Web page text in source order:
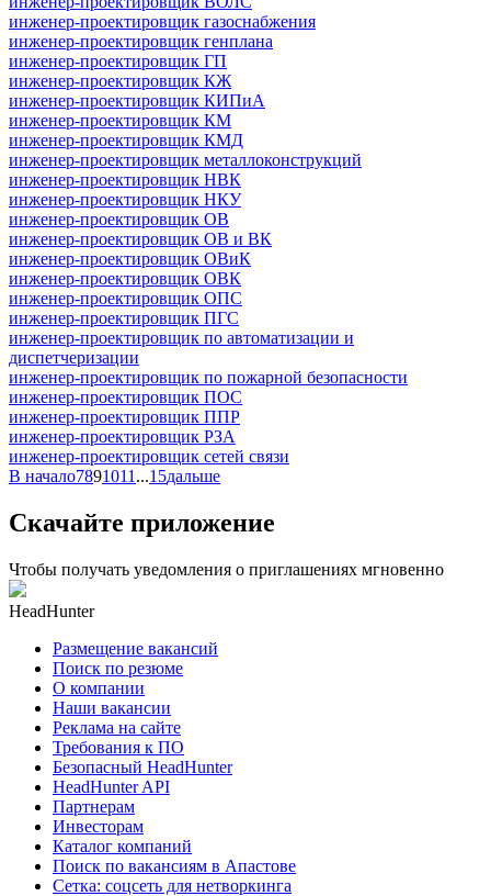
инженер-проектировщик газоснабжения
инженер-проектировщик генплана
инженер-проектировщик ГП
инженер-проектировщик КЖ
инженер-проектировщик КИПиА
инженер-проектировщик КМ
инженер-проектировщик КМД
инженер-проектировщик металлоконструкций
инженер-проектировщик НВК
инженер-проектировщик НКУ
инженер-проектировщик ОВ
инженер-проектировщик ОВ и ВК
инженер-проектировщик ОВиК
инженер-проектировщик ОВК
инженер-проектировщик ОПС
инженер-проектировщик ПГС
инженер-проектировщик по автоматизации и
диспетчеризации
инженер-проектировщик по пожарной безопасности
инженер-проектировщик ПОС
инженер-проектировщик ППР
инженер-проектировщик РЗА
инженер-проектировщик сетей связи
В начало7891011 ...15дальше
Скачайте приложение
Чтобы получать уведомления о приглашениях мгновенно
HeadHunter
Размещение вакансий
Поиск по резюме
О компании
Наши вакансии
Реклама на сайте
Требования к ПО
Безопасный HeadHunter
HeadHunter API
Партнерам
Инвесторам
Каталог компаний
Поиск по вакансиям в Апастове
Сетка: соцсеть для нетворкинга